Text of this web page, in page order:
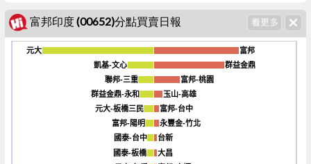
-2400
富邦印度 (00652)分點買賣日報
富邦
富邦
群益金鼎
群益金鼎
富邦-桃園
富邦-桃園
玉山-高雄
玉山-高雄
富邦-台中
富邦-台中
永豐金-竹北
永豐金-竹北
台新
台新
大昌
大昌
元大
元大
凱基-文心
凱基-文心
聯邦-三重
聯邦-三重
群益金鼎-永和
群益金鼎-永和
元大-板橋三民
元大-板橋三民
富邦-陽明
富邦-陽明
國泰-台中
國泰-台中
國泰-板橋
國泰-板橋